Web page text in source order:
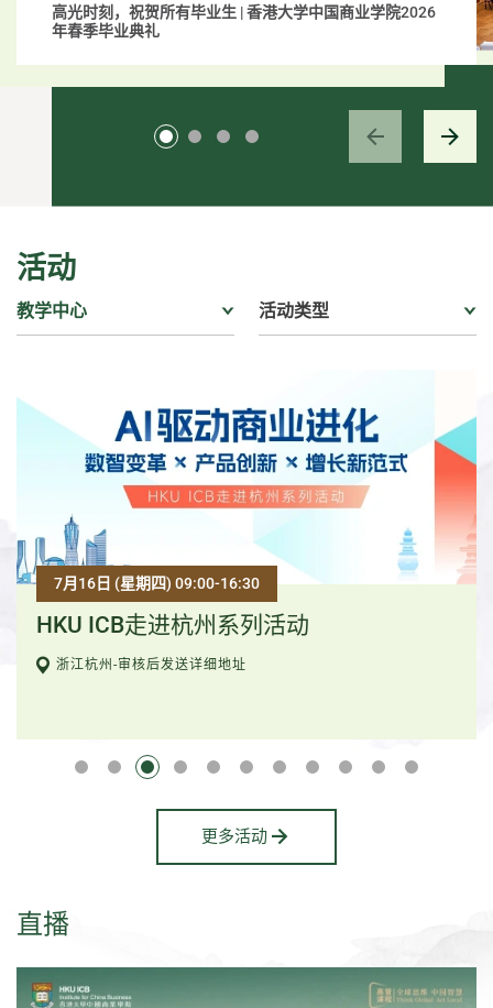
高光时刻，祝贺所有毕业生 | 香港大学中国商业学院2026
年春季毕业典礼
活动
教学中心 活动类型
7月16日 (星期四) 09:00-16:30
HKU ICB走进杭州系列活动
浙江杭州-审核后发送详细地址
更多活动
直播